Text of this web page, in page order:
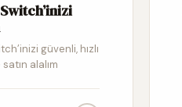
güvenli, hızlı
alalım